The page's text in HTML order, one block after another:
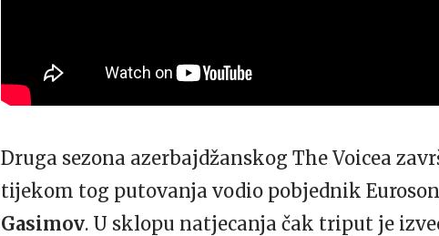
Druga sezona azerbajdžanskog The Voicea
tijekom tog putovanja vodio pobjednik
Gasimov. U sklopu natjecanja čak triput je